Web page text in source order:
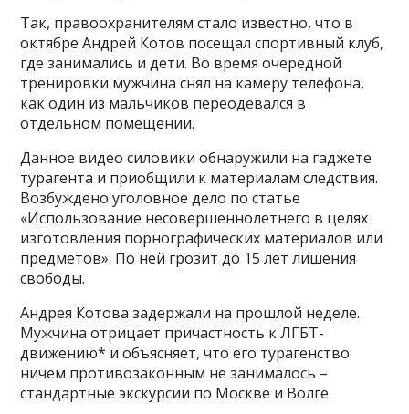
Так, правоохранителям стало известно, что в
октябре Андрей Котов посещал спортивный клуб,
где занимались и дети. Во время очередной
тренировки мужчина снял на камеру телефона,
как один из мальчиков переодевался в
отдельном помещении.
Данное видео силовики обнаружили на гаджете
турагента и приобщили к материалам следствия.
Возбуждено уголовное дело по статье
«Использование несовершеннолетнего в целях
изготовления порнографических материалов или
предметов». По ней грозит до 15 лет лишения
свободы.
Андрея Котова задержали на прошлой неделе.
Мужчина отрицает причастность к ЛГБТ-
движению* и объясняет, что его турагенство
ничем противозаконным не занималось –
стандартные экскурсии по Москве и Волге.